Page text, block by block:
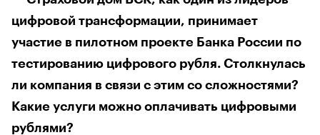
цифровой трансформации, принимает
участие в пилотном проекте Банка России по
тестированию цифрового рубля. Столкнулась
ли компания в связи с этим со сложностями?
Какие услуги можно оплачивать цифровыми
рублями?